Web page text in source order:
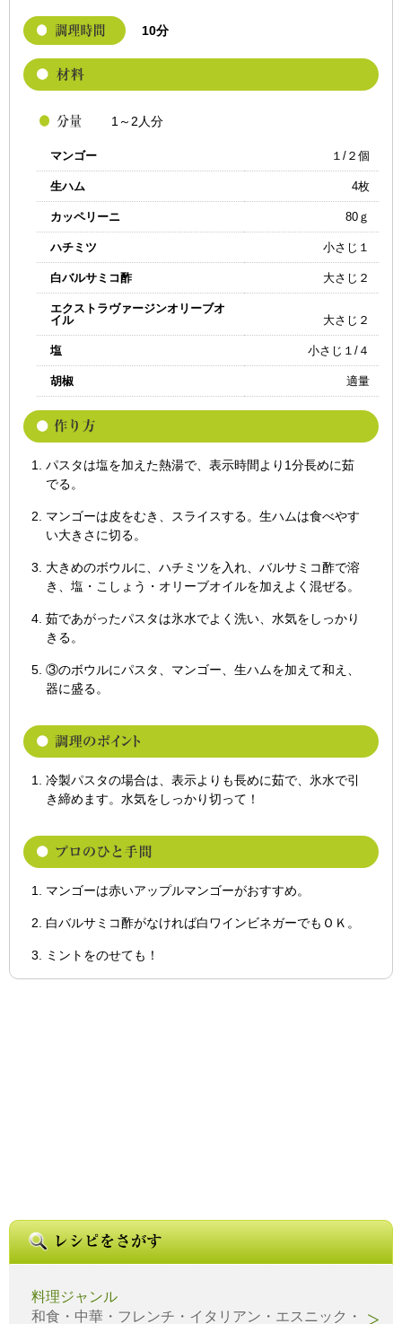
10分
1～2人分
マンゴー １/２個
生ハム 4枚
カッペリーニ 80ｇ
ハチミツ 小さじ１
白バルサミコ酢 大さじ２
エクストラヴァージンオリーブオ
イル
大さじ２
塩 小さじ１/４
胡椒 適量
パスタは塩を加えた熱湯で、表示時間より1分長めに茹
でる。
マンゴーは皮をむき、スライスする。生ハムは食べやす
い大きさに切る。
大きめのボウルに、ハチミツを入れ、バルサミコ酢で溶
き、塩・こしょう・オリーブオイルを加えよく混ぜる。
茹であがったパスタは氷水でよく洗い、水気をしっかり
きる。
③のボウルにパスタ、マンゴー、生ハムを加えて和え、
器に盛る。
冷製パスタの場合は、表示よりも長めに茹で、氷水で引
き締めます。水気をしっかり切って！
マンゴーは赤いアップルマンゴーがおすすめ。
白バルサミコ酢がなければ白ワインビネガーでもＯＫ。
ミントをのせても！
料理ジャンル
和食・中華・フレンチ・イタリアン・エスニック・